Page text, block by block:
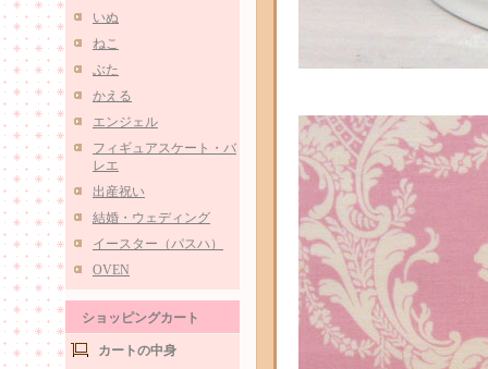
いぬ
ねこ
ぶた
かえる
エンジェル
フィギュアスケート・バ
レエ
出産祝い
結婚・ウェディング
イースター（パスハ）
OVEN
ショッピングカート
カートの中身